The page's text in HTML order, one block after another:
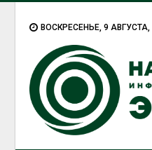
ВОСКРЕСЕНЬЕ, 9 АВГУСТА,